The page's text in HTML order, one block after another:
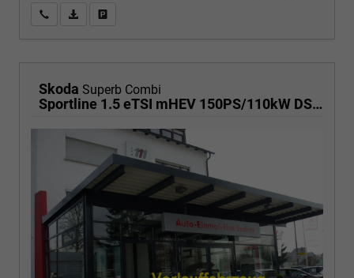
Wir rufen Sie anPDF-Fahrzeugexposé drucken
Skoda Superb Combi
Sportline 1.5 eTSI mHEV 150PS/110kW DSG7 2026